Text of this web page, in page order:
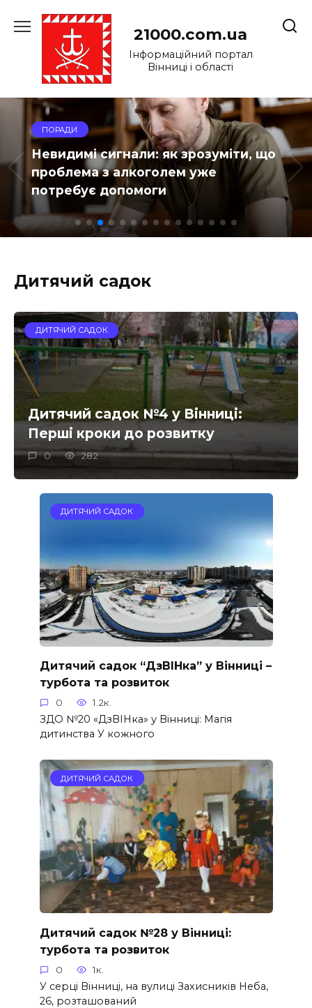
до
21000.com.ua
Інформаційний портал
Вінниці і області
ПОРАДИ
Невидимі сигнали: як зрозуміти, що
проблема з алкоголем уже
потребує допомоги
Дитячий садок
ДИТЯЧИЙ САДОК
Дитячий садок №4 у Вінниці:
Перші кроки до розвитку
0 282
ДИТЯЧИЙ САДОК
Дитячий садок “ДзВІНка” у Вінниці –
турбота та розвиток
0 1.2к.
ЗДО №20 «ДзВІНка» у Вінниці: Магія
дитинства У кожного
ДИТЯЧИЙ САДОК
Дитячий садок №28 у Вінниці:
турбота та розвиток
0 1к.
У серці Вінниці, на вулиці Захисників Неба,
26, розташований